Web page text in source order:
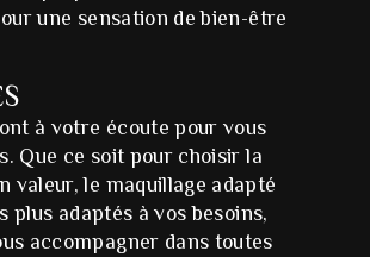
une sensation de bien-être
à votre écoute pour vous
Que ce soit pour choisir la
valeur, le maquillage adapté
plus adaptés à vos besoins,
accompagner dans toutes